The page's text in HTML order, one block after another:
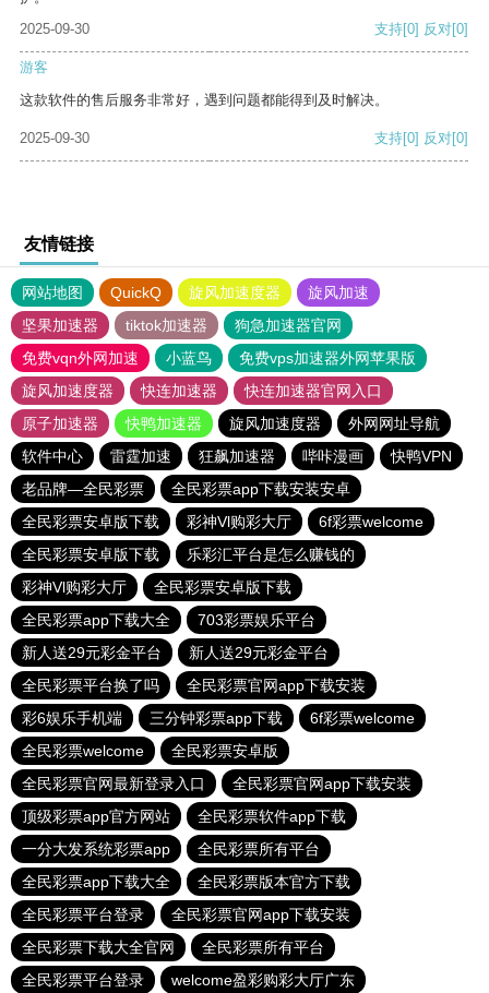
2025-09-30
支持[0] 反对[0]
游客
这款软件的售后服务非常好，遇到问题都能得到及时解决。
2025-09-30 支持[0] 反对[0]
友情链接
网站地图 QuickQ 旋风加速度器
旋风加速
坚果加速器
tiktok加速器
狗急加速器官网
免费vqn外网加速
小蓝鸟
免费vps加速器外网苹果版
旋风加速度器
快连加速器
快连加速器官网入口
原子加速器
快鸭加速器 旋风加速度器
外网网址导航
软件中心
雷霆加速 狂飙加速器 哔咔漫画
快鸭VPN
老品牌—全民彩票
全民彩票app下载安装安卓
全民彩票安卓版下载
彩神Vl购彩大厅
6f彩票welcome
全民彩票安卓版下载
乐彩汇平台是怎么赚钱的
彩神Vl购彩大厅
全民彩票安卓版下载
全民彩票app下载大全
703彩票娱乐平台
新人送29元彩金平台
新人送29元彩金平台
全民彩票平台换了吗
全民彩票官网app下载安装
彩6娱乐手机端
三分钟彩票app下载
6f彩票welcome
全民彩票welcome
全民彩票安卓版
全民彩票官网最新登录入口
全民彩票官网app下载安装
顶级彩票app官方网站
全民彩票软件app下载
一分大发系统彩票app
全民彩票所有平台
全民彩票app下载大全
全民彩票版本官方下载
全民彩票平台登录
全民彩票官网app下载安装
全民彩票下载大全官网
全民彩票所有平台
全民彩票平台登录
welcome盈彩购彩大厅广东